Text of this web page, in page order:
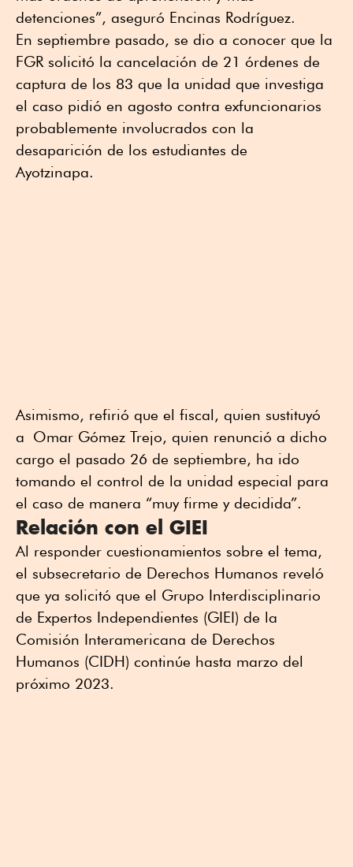
detenciones”, aseguró Encinas Rodríguez.
En septiembre pasado, se dio a conocer que la
FGR solicitó la cancelación de 21 órdenes de
captura de los 83 que la unidad que investiga
el caso pidió en agosto contra exfuncionarios
probablemente involucrados con la
desaparición de los estudiantes de
Ayotzinapa.
Asimismo, refirió que el fiscal, quien sustituyó
a Omar Gómez Trejo, quien renunció a dicho
cargo el pasado 26 de septiembre, ha ido
tomando el control de la unidad especial para
el caso de manera “muy firme y decidida”.
Relación con el GIEI
Al responder cuestionamientos sobre el tema,
el subsecretario de Derechos Humanos reveló
que ya solicitó que el Grupo Interdisciplinario
de Expertos Independientes (GIEI) de la
Comisión Interamericana de Derechos
Humanos (CIDH) continúe hasta marzo del
próximo 2023.